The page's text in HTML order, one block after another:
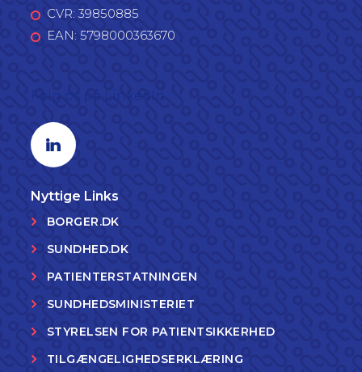
CVR: 39850885
EAN: 5798000363670
Linkedin profil
Nyttige Links
BORGER.DK
SUNDHED.DK
PATIENTERSTATNINGEN
SUNDHEDSMINISTERIET
STYRELSEN FOR PATIENTSIKKERHED
TILGÆNGELIGHEDSERKLÆRING